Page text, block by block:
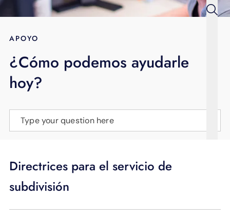
BLOG
APOYO
APOYO
¿Cómo podemos ayudarle
hoy?
Type your question here
Directrices para el servicio de
subdivisión